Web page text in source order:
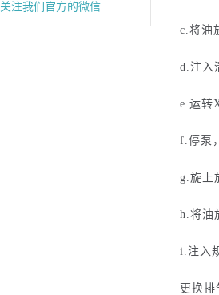
关注我们官方的微信
c.将油
d.注入
e.运转
f.停泵
g.旋上
h.将油
i.注入
更换排